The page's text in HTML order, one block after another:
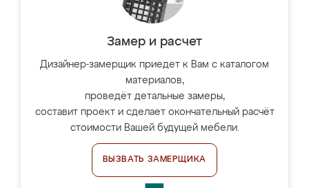
Замер и расчет
Дизайнер-замерщик приедет к Вам с каталогом
материалов,
проведёт детальные замеры,
составит проект и сделает окончательный расчёт
стоимости Вашей будущей мебели.
ВЫЗВАТЬ ЗАМЕРЩИКА